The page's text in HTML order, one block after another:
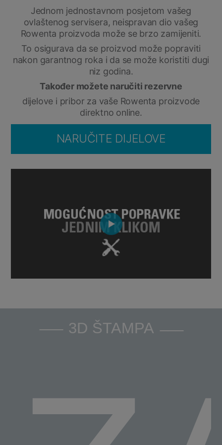
Jednom jednostavnom posjetom vašeg
ovlaštenog servisera, neispravan dio vašeg
Rowenta proizvoda može se brzo zamijeniti.
To osigurava da se proizvod može popraviti
nakon garantnog roka i da se može koristiti dugi
niz godina.
Također možete naručiti rezervne
dijelove i pribor za vaše Rowenta proizvode
direktno online.
NARUČITE DIJELOVE
3D ŠTAMPA